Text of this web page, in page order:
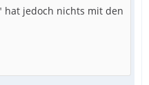
hat jedoch nichts mit den